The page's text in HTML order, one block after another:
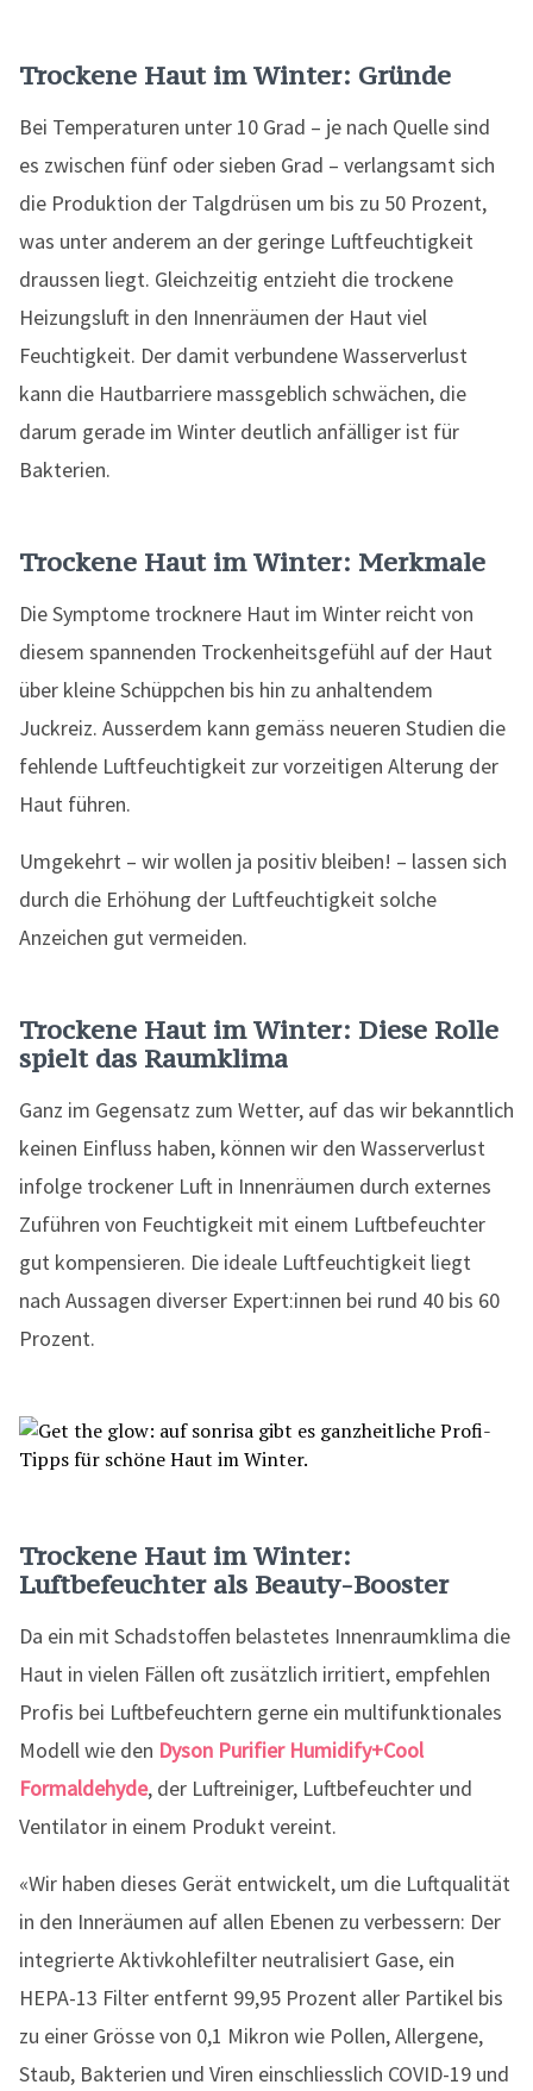
Trockene Haut im Winter: Gründe
Bei Temperaturen unter 10 Grad – je nach Quelle sind
es zwischen fünf oder sieben Grad – verlangsamt sich
die Produktion der Talgdrüsen um bis zu 50 Prozent,
was unter anderem an der geringe Luftfeuchtigkeit
draussen liegt. Gleichzeitig entzieht die trockene
Heizungsluft in den Innenräumen der Haut viel
Feuchtigkeit. Der damit verbundene Wasserverlust
kann die Hautbarriere massgeblich schwächen, die
darum gerade im Winter deutlich anfälliger ist für
Bakterien.
Trockene Haut im Winter: Merkmale
Die Symptome trocknere Haut im Winter reicht von
diesem spannenden Trockenheitsgefühl auf der Haut
über kleine Schüppchen bis hin zu anhaltendem
Juckreiz. Ausserdem kann gemäss neueren Studien die
fehlende Luftfeuchtigkeit zur vorzeitigen Alterung der
Haut führen.
Umgekehrt – wir wollen ja positiv bleiben! – lassen sich
durch die Erhöhung der Luftfeuchtigkeit solche
Anzeichen gut vermeiden.
Trockene Haut im Winter: Diese Rolle
spielt das Raumklima
Ganz im Gegensatz zum Wetter, auf das wir bekanntlich
keinen Einfluss haben, können wir den Wasserverlust
infolge trockener Luft in Innenräumen durch externes
Zuführen von Feuchtigkeit mit einem Luftbefeuchter
gut kompensieren. Die ideale Luftfeuchtigkeit liegt
nach Aussagen diverser Expert:innen bei rund 40 bis 60
Prozent.
Trockene Haut im Winter:
Luftbefeuchter als Beauty-Booster
Da ein mit Schadstoffen belastetes Innenraumklima die
Haut in vielen Fällen oft zusätzlich irritiert, empfehlen
Profis bei Luftbefeuchtern gerne ein multifunktionales
Modell wie den Dyson Purifier Humidify+Cool
Formaldehyde, der Luftreiniger, Luftbefeuchter und
Ventilator in einem Produkt vereint.
«Wir haben dieses Gerät entwickelt, um die Luftqualität
in den Inneräumen auf allen Ebenen zu verbessern: Der
integrierte Aktivkohlefilter neutralisiert Gase, ein
HEPA-13 Filter entfernt 99,95 Prozent aller Partikel bis
zu einer Grösse von 0,1 Mikron wie Pollen, Allergene,
Staub, Bakterien und Viren einschliesslich COVID-19 und